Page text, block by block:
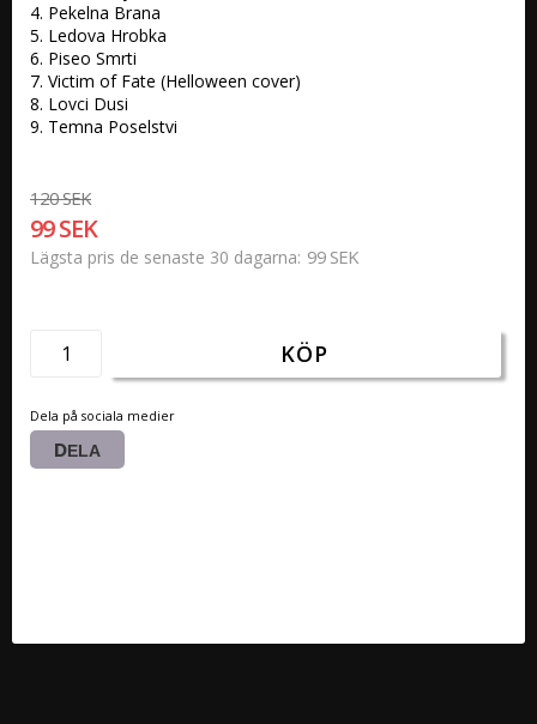
4. Pekelna Brana
5. Ledova Hrobka
6. Piseo Smrti
7. Victim of Fate (Helloween cover)
8. Lovci Dusi
9. Temna Poselstvi
120 SEK
99 SEK
Lägsta pris de senaste 30 dagarna 99 SEK
KÖP
Dela på sociala medier
DELA